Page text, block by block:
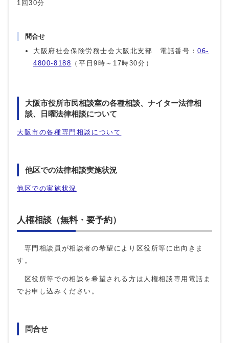
1回30分
問合せ
大阪府社会保険労務士会大阪北支部 電話番号：06-
4800-8188 （平日9時～17時30分）
大阪市役所市民相談室の各種相談、ナイター法律相
談、日曜法律相談について
大阪市の各種専門相談について
他区での法律相談実施状況
他区での実施状況
人権相談（無料・要予約）
専門相談員が相談者の希望により区役所等に出向きま
す。
区役所等での相談を希望される方は人権相談専用電話ま
でお申し込みください。
問合せ